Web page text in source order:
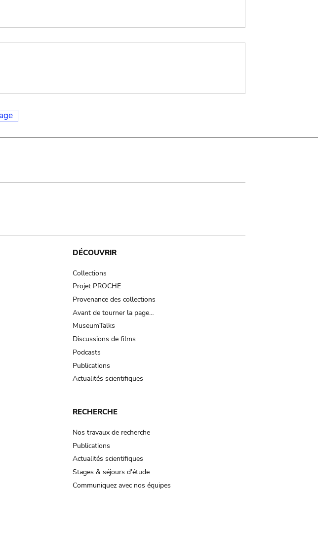
DÉCOUVRIR
Collections
Projet PROCHE
Provenance des collections
Avant de tourner la page…
MuseumTalks
Discussions de films
Podcasts
Publications
Actualités scientifiques
RECHERCHE
Nos travaux de recherche
Publications
Actualités scientifiques
Stages & séjours d'étude
Communiquez avec nos équipes